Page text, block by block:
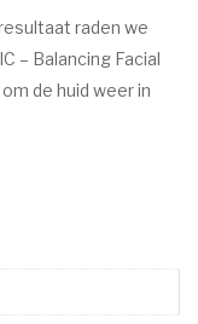
raden we
– Balancing Facial
de huid weer in